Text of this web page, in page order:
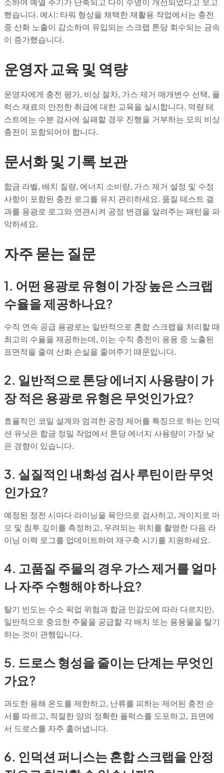
소하여 예열 주기가 단축되고 다이 수명이 개선되었다고 보고
했습니다. 예시: 타워 형상을 채택한 재활용 작업에서는 충전
중 산화 노출이 감소하여 유입되는 스크랩 톤당 회수되는 금속
이 증가했습니다.
운영자 교육 및 역량
운영자에게 충전 평가, 비상 절차, 가스 제거 매개변수 선택, 플
럭스 재료의 안전한 취급에 대한 교육을 실시합니다. 역량 테
스트에는 수분 검사에 실패할 경우 진행을 거부하는 모의 비상
충전이 포함되어야 합니다.
문서화 및 기록 보관
합금 라벨, 배치 질량, 에너지 소비량, 가스 제거 설정 및 수정
사항이 포함된 충전 로그를 유지 관리하세요. 품질 테스트 결
과를 용광로 로그와 연관시켜 공정 변경을 알려주는 패턴을 파
악하세요.
자주 묻는 질문
1. 어떤 용광로 유형이 가장 높은 스크랩
수율을 제공하나요?
수직 연속 공급 용광로는 일반적으로 혼합 스크랩을 처리할 때
최고의 수율을 제공하는데, 이는 수직 충전이 용융 중 노출된
표면적을 줄여 산화 손실을 줄여주기 때문입니다.
2. 일반적으로 톤당 에너지 사용량이 가
장 적은 용광로 유형은 무엇인가요?
효율적인 코일 설계와 엄격한 공정 제어를 특징으로 하는 인덕
션 유닛은 합금 정밀 작업에서 톤당 에너지 사용량이 가장 낮
은 경향이 있습니다.
3. 실질적인 내화성 검사 루틴이란 무엇
인가요?
예정된 정전 시마다 라이닝을 육안으로 검사하고, 게이지로 마
모 및 침투 깊이를 측정하고, 우려되는 위치를 촬영한 다음 라
이닝 이력 로그를 업데이트하여 재구축 시기를 지원하세요.
4. 고품질 주물의 경우 가스 제거를 얼마
나 자주 수행해야 하나요?
탈기 빈도는 수소 픽업 위험과 합금 민감도에 따라 다르지만,
일반적으로 중요한 주물을 공급할 각 배치 또는 용융물을 탈기
하는 것이 관행입니다.
5. 드로스 형성을 줄이는 단계는 무엇인
가요?
과도한 용해 온도를 제한하고, 난류를 피하는 제어된 충전 순
서를 따르고, 적절한 양의 정확한 플럭스를 도포하고, 표면에
서 드로스를 자주 훑어냅니다.
6. 인덕션 퍼니스는 혼합 스크랩을 안정